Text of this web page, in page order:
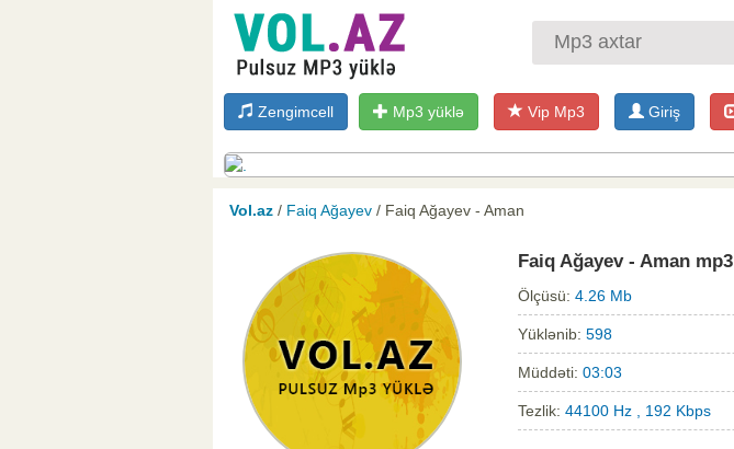
Zengimcell Mp3 yüklə Vip Mp3 Giriş
Vol.az / Faiq Ağayev / Faiq Ağayev - Aman
Faiq Ağayev - Aman mp3
Ölçüsü: 4.26 Mb
Yüklənib: 598
Müddəti: 03:03
Tezlik: 44100 Hz , 192 Kbps